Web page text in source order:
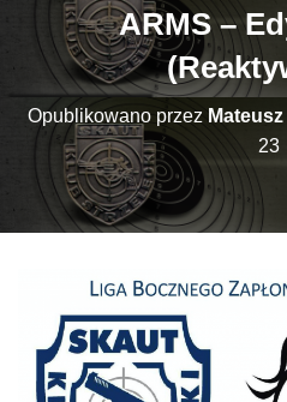
ARMS –
Opublikowano przez
23